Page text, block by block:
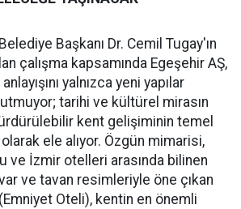
Başkanı Dr. Cemil Tugay'ın
çalışma kapsamında Egeşehir AŞ,
yalnızca yeni yapılar
tarihi ve kültürel mirasın
kent gelişiminin temel
ele alıyor. Özgün mimarisi,
ve İzmir otelleri arasında bilinen
ve tavan resimleriyle öne çıkan
Oteli), kentin en önemli